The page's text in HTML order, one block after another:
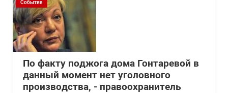
События
По факту поджога дома Гонтаревой в
данный момент нет уголовного
производства, - правоохранитель